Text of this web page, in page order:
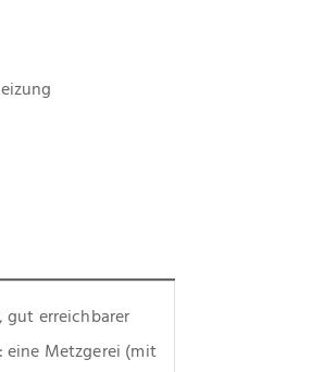
erreichbarer
eine Metzgerei (mit